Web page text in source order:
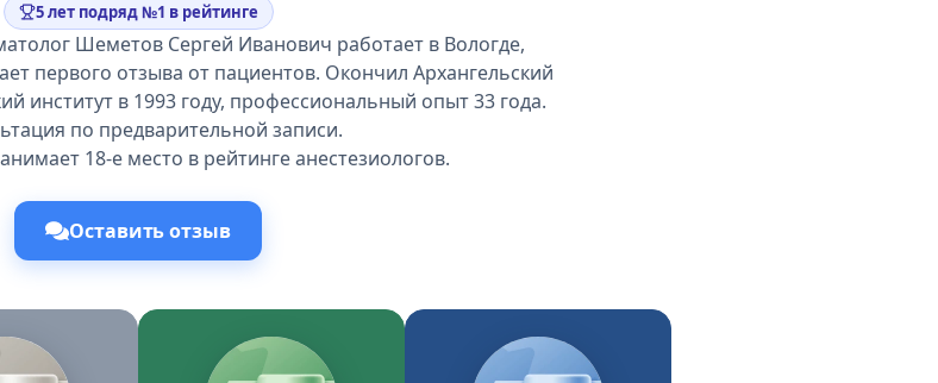
5 лет подряд №1 в рейтинге
Шеметов Сергей Иванович работает в Вологде,
первого отзыва от пациентов. Окончил Архангельский
институт в 1993 году, профессиональный опыт 33 года.
по предварительной записи.
18-е место в рейтинге анестезиологов.
Оставить отзыв